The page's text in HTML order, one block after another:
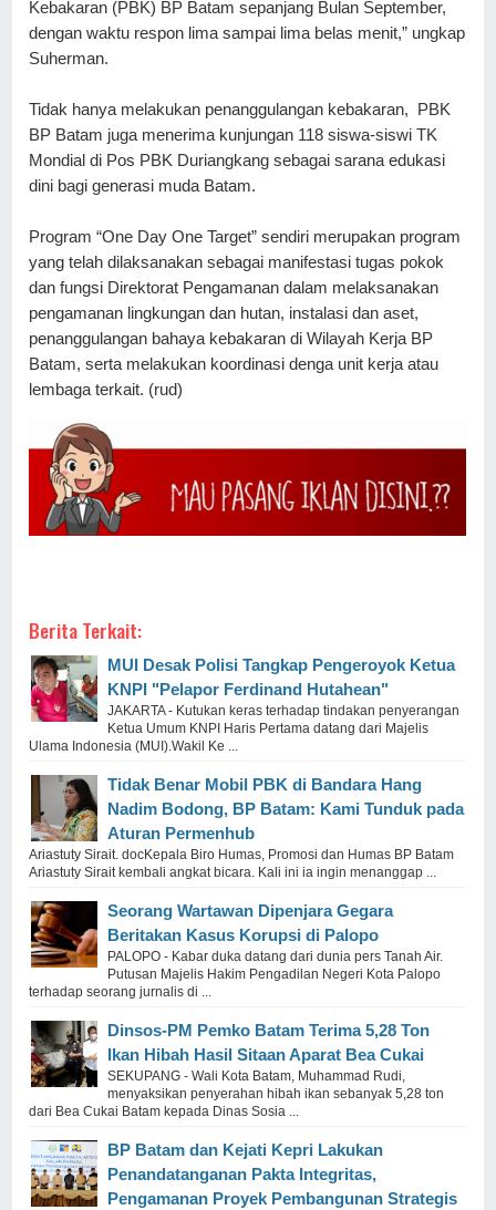
Kebakaran (PBK) BP Batam sepanjang Bulan September,
dengan waktu respon lima sampai lima belas menit,” ungkap
Suherman.
Tidak hanya melakukan penanggulangan kebakaran,  PBK
BP Batam juga menerima kunjungan 118 siswa-siswi TK
Mondial di Pos PBK Duriangkang sebagai sarana edukasi
dini bagi generasi muda Batam.
Program “One Day One Target” sendiri merupakan program
yang telah dilaksanakan sebagai manifestasi tugas pokok
dan fungsi Direktorat Pengamanan dalam melaksanakan
pengamanan lingkungan dan hutan, instalasi dan aset,
penanggulangan bahaya kebakaran di Wilayah Kerja BP
Batam, serta melakukan koordinasi denga unit kerja atau
lembaga terkait. (rud)
Berita Terkait:
MUI Desak Polisi Tangkap Pengeroyok Ketua
KNPI "Pelapor Ferdinand Hutahean"
JAKARTA - Kutukan keras terhadap tindakan penyerangan
Ketua Umum KNPI Haris Pertama datang dari Majelis
Ulama Indonesia (MUI).Wakil Ke ...
Tidak Benar Mobil PBK di Bandara Hang
Nadim Bodong, BP Batam: Kami Tunduk pada
Aturan Permenhub
Ariastuty Sirait. docKepala Biro Humas, Promosi dan Humas BP Batam
Ariastuty Sirait kembali angkat bicara. Kali ini ia ingin menanggap ...
Seorang Wartawan Dipenjara Gegara
Beritakan Kasus Korupsi di Palopo
PALOPO - Kabar duka datang dari dunia pers Tanah Air.
Putusan Majelis Hakim Pengadilan Negeri Kota Palopo
terhadap seorang jurnalis di ...
Dinsos-PM Pemko Batam Terima 5,28 Ton
Ikan Hibah Hasil Sitaan Aparat Bea Cukai
SEKUPANG - Wali Kota Batam, Muhammad Rudi,
menyaksikan penyerahan hibah ikan sebanyak 5,28 ton
dari Bea Cukai Batam kepada Dinas Sosia ...
BP Batam dan Kejati Kepri Lakukan
Penandatanganan Pakta Integritas,
Pengamanan Proyek Pembangunan Strategis